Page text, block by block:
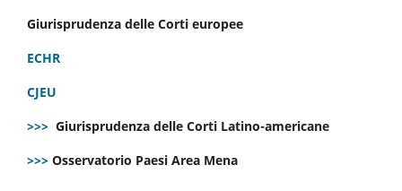
Giurisprudenza delle Corti europee
ECHR
CJEU
>>> Giurisprudenza delle Corti Latino-americane
>>> Osservatorio Paesi Area Mena